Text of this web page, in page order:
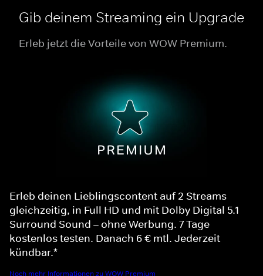
Gib deinem Streaming ein Upgrade
Erleb jetzt die Vorteile von WOW Premium.
Erleb deinen Lieblingscontent auf 2 Streams
gleichzeitig, in Full HD und mit Dolby Digital 5.1
Surround Sound – ohne Werbung. 7 Tage
kostenlos testen. Danach 6 € mtl. Jederzeit
kündbar.*
Noch mehr Informationen zu WOW Premium